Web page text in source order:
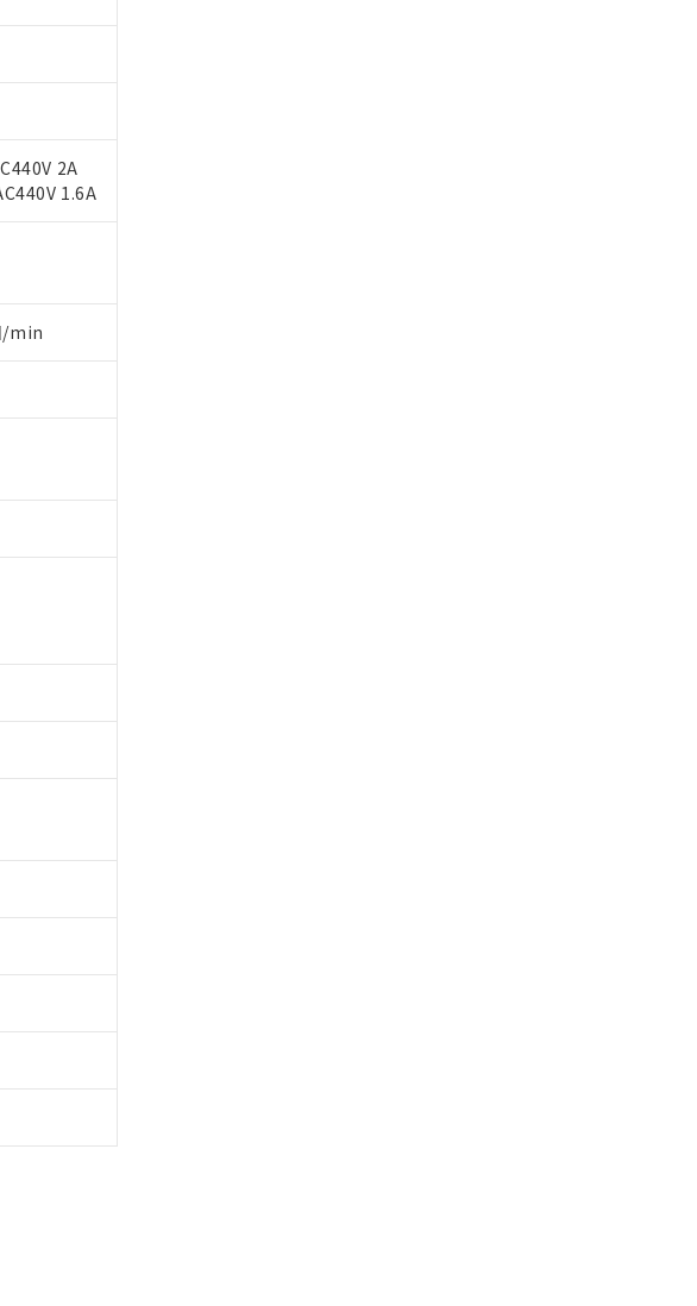
2A
1.6A
/min
標準価格(税抜)を提供させていただ
商品もあることをご了承ください。
様担当のオムロン制御機器販売店・
洩または開示しないようお願いしま
は、I-Webメンバーズにご登録され
いて、当社および当社の共同利用者
な範囲で利用することをご了承くだ
ンジル（BBP） 1000ppm以下、フタル酸ジブチ
ています。
す。
有を証明するものではありません。
までの期間は出荷製品に未対応品が
とがない限り、2022年1月12日よ
を示します。
ます。
める商品（以下｢規制貨物等」とい
はその他武器並びにこれらの製造装
の内容を当該第三者に通知します。
またはお客様担当のオムロン制御